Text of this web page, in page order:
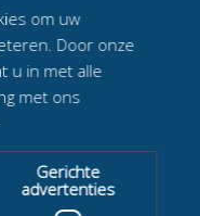
Ormer ICT
Stam
Stam
voor spieren
om uw
Door onze
u in met alle
met ons
Gerichte
advertenties